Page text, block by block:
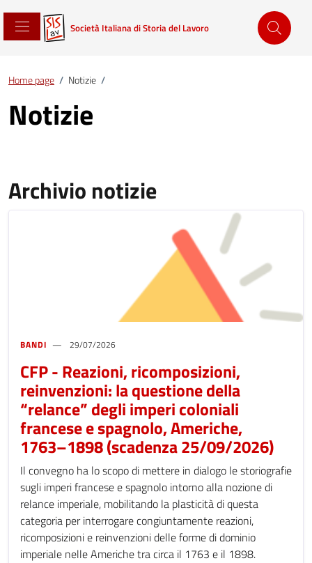
Società Italiana di Storia del Lavoro
Home page / Notizie /
Notizie
Archivio notizie
BANDI 29/07/2026
CFP - Reazioni, ricomposizioni,
reinvenzioni: la questione della
“relance” degli imperi coloniali
francese e spagnolo, Americhe,
1763–1898 (scadenza 25/09/2026)
Il convegno ha lo scopo di mettere in dialogo le storiografie
sugli imperi francese e spagnolo intorno alla nozione di
relance imperiale, mobilitando la plasticità di questa
categoria per interrogare congiuntamente reazioni,
ricomposizioni e reinvenzioni delle forme di dominio
imperiale nelle Americhe tra circa il 1763 e il 1898.